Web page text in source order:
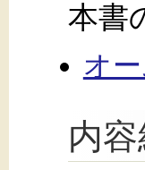
本書
オ
内